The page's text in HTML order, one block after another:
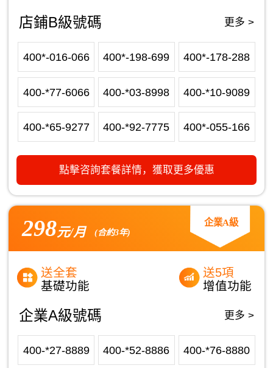
店鋪B級號碼 更多 >
400*-016-066 400*-198-699 400*-178-288
400-*77-6066 400-*03-8998 400-*10-9089
400-*65-9277 400-*92-7775 400*-055-166
點擊咨詢套餐詳情，獲取更多優惠
298元/月 (合約3年)
企業A級
送全套
基礎功能
送5項
增值功能
企業A級號碼 更多 >
400-*27-8889 400-*52-8886 400-*76-8880